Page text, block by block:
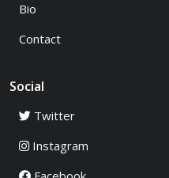
Bio
Contact
Social
Twitter
Instagram